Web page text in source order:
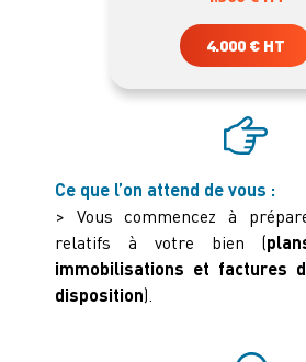
4.000 € HT
Ce que l’on attend de vous :
> Vous commencez à
relatifs à votre bien (
immobilisations et factures
disposition).